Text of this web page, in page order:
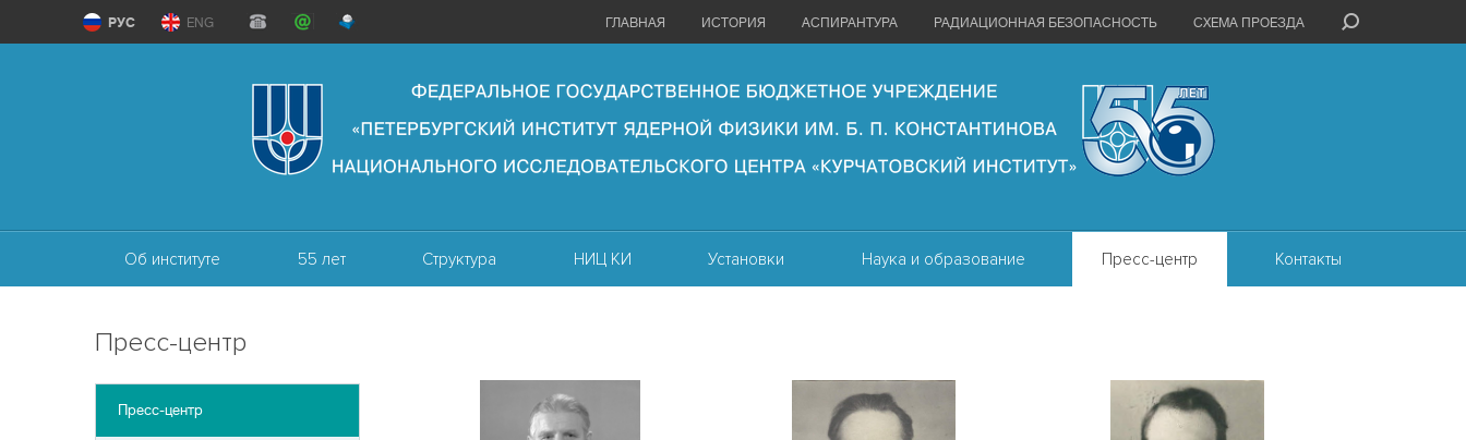
ГЛАВНАЯ ИСТОРИЯ АСПИРАНТУРА РАДИАЦИОННАЯ БЕЗОПАСНОСТЬ СХЕМА ПРОЕЗДА
РУС ENG
Об институте 55 лет Структура НИЦ КИ Установки Наука и образование Пресс-центр Контакты
Пресс-центр
Пресс-центр